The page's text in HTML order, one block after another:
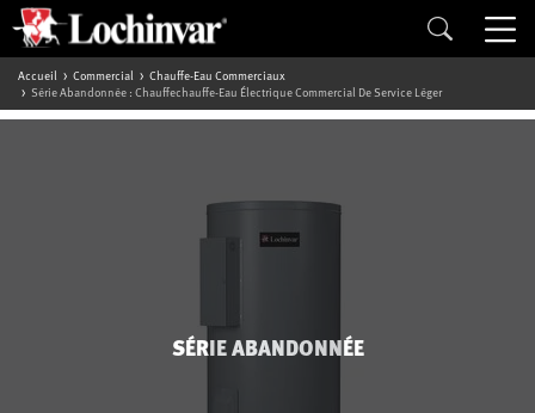
Accueil Commercial
Chauffe-Eau Commerciaux
Série Abandonnée : Chauffechauffe-Eau Électrique Commercial De Service Léger
SÉRIE ABANDONNÉE